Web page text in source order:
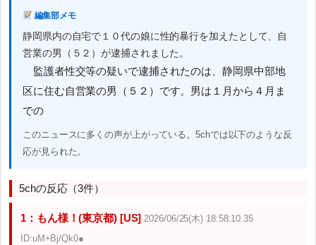
編集部メモ
静岡県内の自宅で１０代の娘に性的暴行を加えたとして、自
営業の男（５２）が逮捕されました。
監護者性交等の疑いで逮捕されたのは、静岡県中部地
区に住む自営業の男（５２）です。男は１月から４月ま
での
このニュースに多くの声が上がっている。5chでは以下のような反
応が見られた。
5chの反応（3件）
1：もん様！(東京都) [US] 2026/06/25(木) 18:58:10.35
ID:uM+Bj/Qk0●